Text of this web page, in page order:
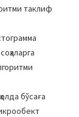
таклиф
бўсаға